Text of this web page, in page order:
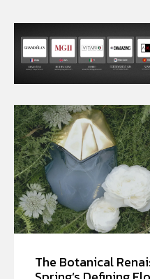
The Botanical